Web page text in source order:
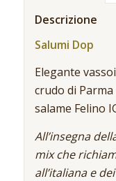
Descrizione
Salumi Dop
Elegante
crudo di
salame Felino
All’insegna
mix che
all’italiana e